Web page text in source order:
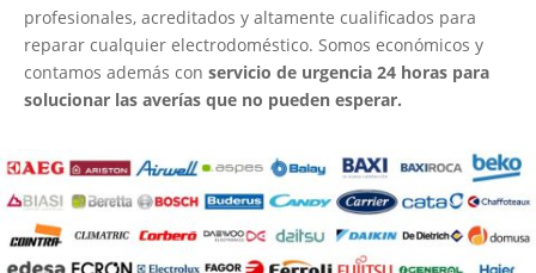
profesionales, acreditados y altamente cualificados para
reparar cualquier electrodoméstico. Somos económicos y
contamos además con servicio de urgencia 24 horas para
solucionar las averías que no pueden esperar.